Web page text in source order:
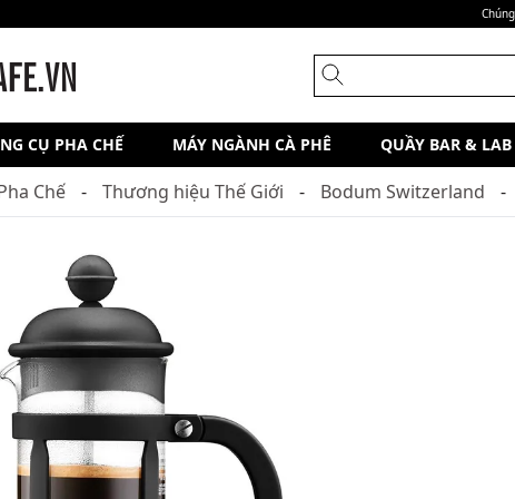
CỤ PHA CHẾ MÁY NGÀNH CÀ PHÊ QUẦY BAR & LAB
Chế Thương hiệu Thế Giới Bodum Switzerland